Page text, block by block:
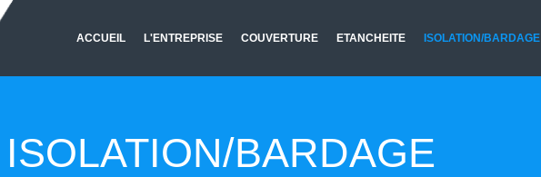
ACCUEIL L'ENTREPRISE COUVERTURE ETANCHEITE ISOLATION/BARDAGE
ISOLATION/BARDAGE